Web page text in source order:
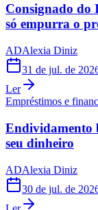
Consignado do
só empurra o
ADAlexia Diniz
31 de jul. de
Ler
Empréstimos e
Endividamento
seu dinheiro
ADAlexia Diniz
30 de jul. de